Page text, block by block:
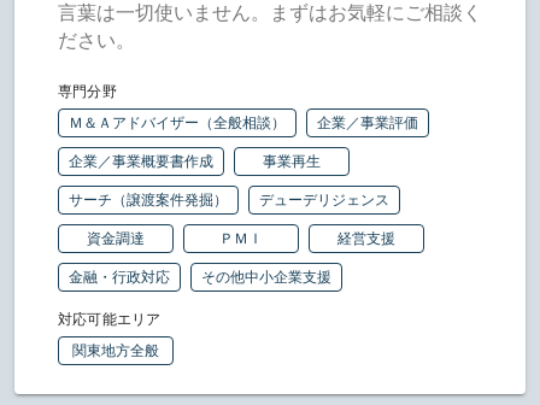
言葉は一切使いません。まずはお気軽にご相談く
ださい。
専門分野
Ｍ＆Ａアドバイザー（全般相談）
企業／事業評価
企業／事業概要書作成 事業再生
サーチ（譲渡案件発掘） デューデリジェンス
資金調達 ＰＭＩ 経営支援
金融・行政対応 その他中小企業支援
対応可能エリア
関東地方全般